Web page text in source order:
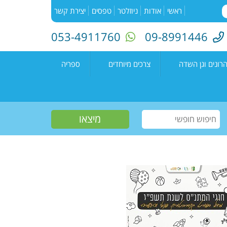
ראשי אודות ניוזלטר טפסים יצירת קשר
09-8991446
053-4911760
וגן השדה
קדימה צורן
צרכים מיוחדים
עמיתים
שווים צעירים
חוגים למיוחדים
ספריה
קטלוג הספריה
הזמנת ספרים
יוצרים מקומיים